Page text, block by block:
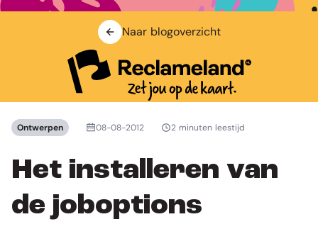
Naar blogoverzicht
Ontwerpen 08-08-2012 2 minuten leestijd
Het installeren van
de joboptions